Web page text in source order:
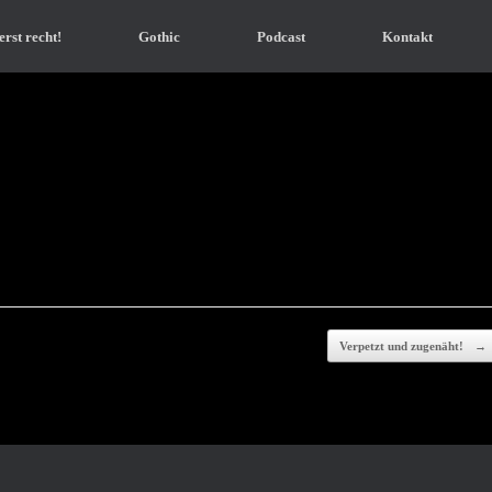
recht! Gothic Podcast Kontakt
Verpetzt und zugenäht! →